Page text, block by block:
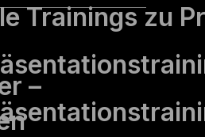
Trainings zu
–